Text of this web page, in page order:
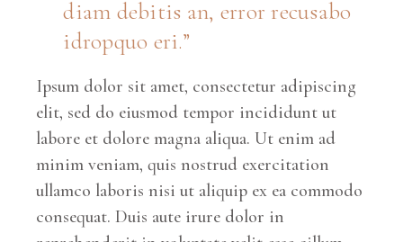
diam debitis an, error recusabo
idropquo eri.
Ipsum dolor sit amet, consectetur adipiscing
elit, sed do eiusmod tempor incididunt ut
labore et dolore magna aliqua. Ut enim ad
minim veniam, quis nostrud exercitation
ullamco laboris nisi ut aliquip ex ea commodo
consequat. Duis aute irure dolor in